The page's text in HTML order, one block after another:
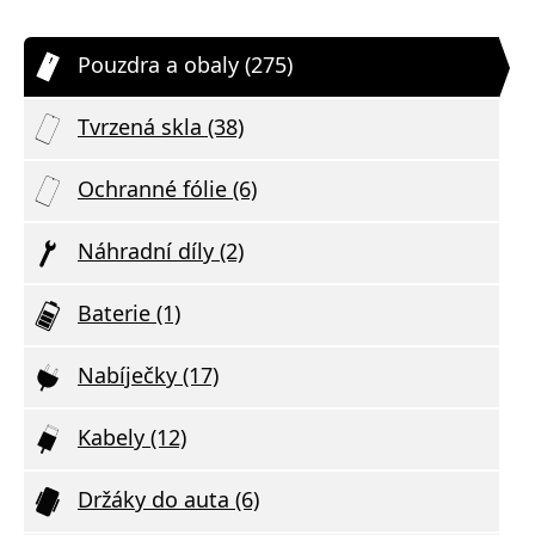
Pouzdra a obaly (275)
Tvrzená skla (38)
Ochranné fólie (6)
Náhradní díly (2)
Baterie (1)
Nabíječky (17)
Kabely (12)
Držáky do auta (6)